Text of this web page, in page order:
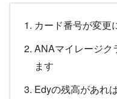
カード番号が変更
ANAマイレージク
ます
Edyの残高があれ